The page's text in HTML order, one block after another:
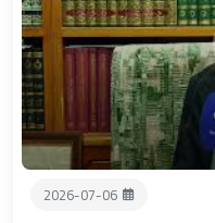
2026-07-06